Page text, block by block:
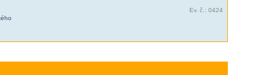
Ev. č.: 0424